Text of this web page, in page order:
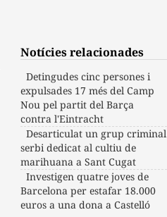
Notícies relacionades
Detingudes cinc persones i
expulsades 17 més del Camp
Nou pel partit del Barça
contra l'Eintracht
Desarticulat un grup criminal
serbi dedicat al cultiu de
marihuana a Sant Cugat
Investigen quatre joves de
Barcelona per estafar 18.000
euros a una dona a Castelló